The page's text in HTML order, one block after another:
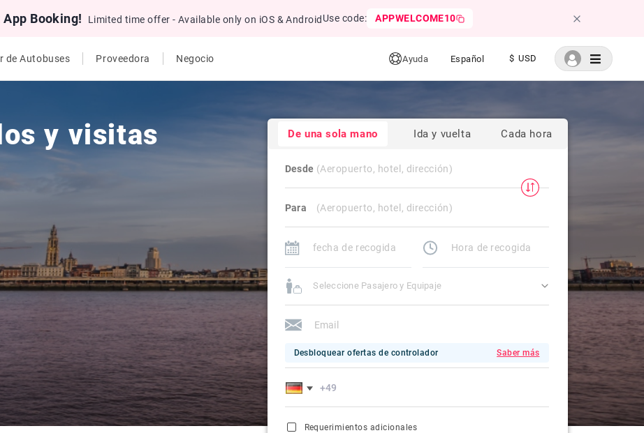
App Booking! Limited time offer - Available only on iOS & Android Use code: APPWELCOME10
de Autobuses Proveedora Negocio Ayuda Español $ USD
y visitas
De una sola mano Ida y vuelta Cada hora
Desde
Para
Seleccione Pasajero y Equipaje
Desbloquear ofertas de controlador Saber más
Requerimientos adicionales